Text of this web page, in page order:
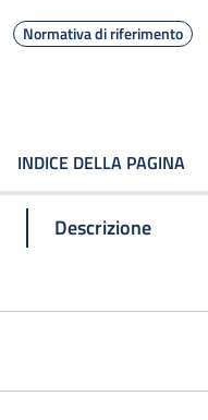
Normativa di riferimento
INDICE DELLA PAGINA
Descrizione